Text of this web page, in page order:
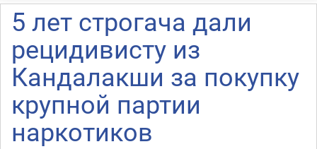
5 лет строгача дали
рецидивисту из
Кандалакши за покупку
крупной партии
наркотиков